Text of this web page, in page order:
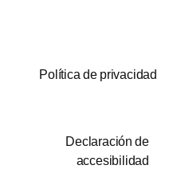
Política de privacidad
Declaración de
accesibilidad